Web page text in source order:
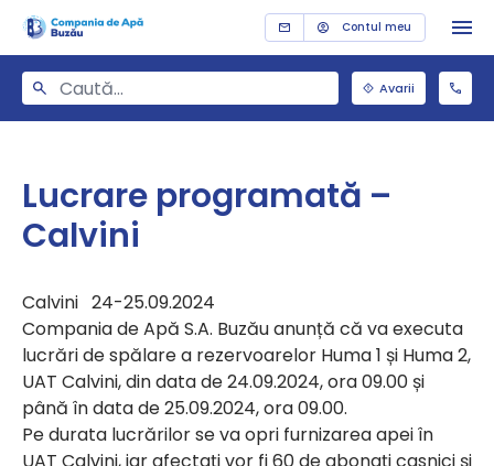
Contul meu
Avarii
Lucrare programată –
Calvini
Calvini 24-25.09.2024
Compania de Apă S.A. Buzău anunță că va executa
lucrări de spălare a rezervoarelor Huma 1 și Huma 2,
UAT Calvini, din data de 24.09.2024, ora 09.00 și
până în data de 25.09.2024, ora 09.00.
Pe durata lucrărilor se va opri furnizarea apei în